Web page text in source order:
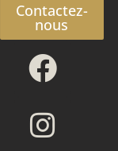
Contactez-
nous